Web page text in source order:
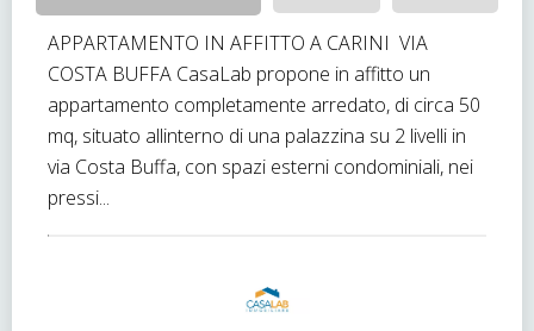
APPARTAMENTO IN AFFITTO A CARINI  VIA
COSTA BUFFA CasaLab propone in affitto un
appartamento completamente arredato, di circa 50
mq, situato allinterno di una palazzina su 2 livelli in
via Costa Buffa, con spazi esterni condominiali, nei
pressi...